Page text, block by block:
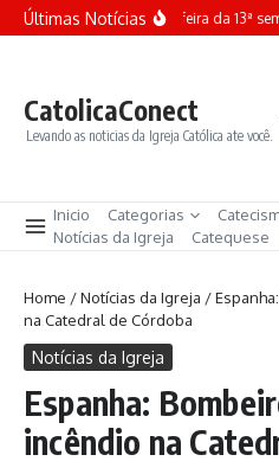
Ir para o conteúdo
Últimas NotíciasTerça-feira da 13ª
CatolicaConect
Levando as noticias da Igreja Católica ate você.
Inicio Categorias
Notícias da Igreja
Catequese
Home /Notícias da Igreja /
na Catedral de Córdoba
Notícias da Igreja
Espanha:
incêndio na